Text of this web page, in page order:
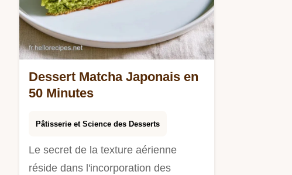
Dessert Matcha Japonais en
50 Minutes
Pâtisserie et Science des Desserts
Le secret de la texture aérienne
réside dans l'incorporation des